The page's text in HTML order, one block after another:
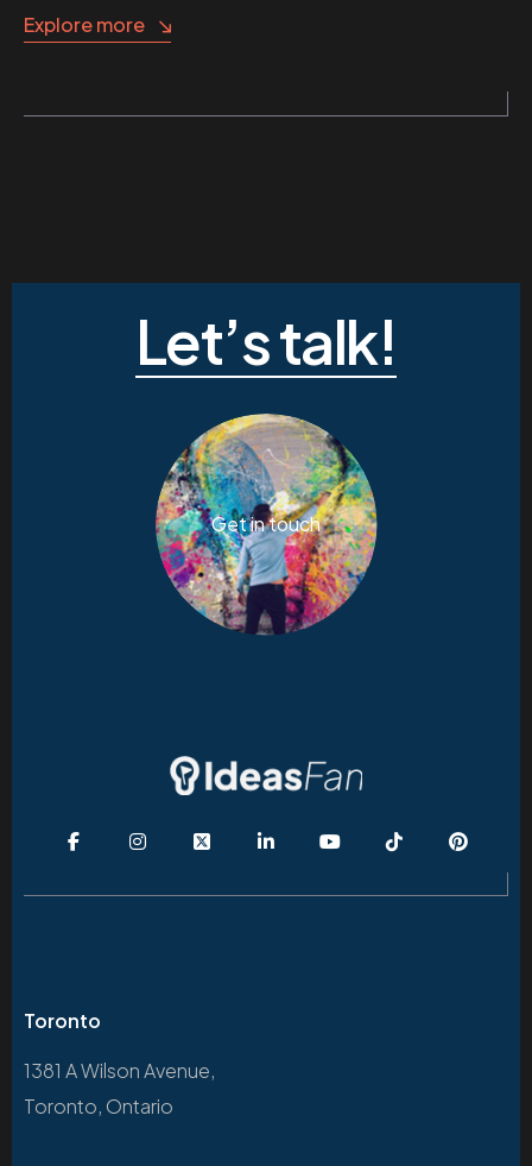
Explore more
Let’s talk!
Get in touch
Toronto
1381 A Wilson Avenue,
Toronto, Ontario